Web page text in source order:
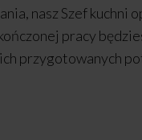
nasz Szef kuchni
pracy
przygotowanych